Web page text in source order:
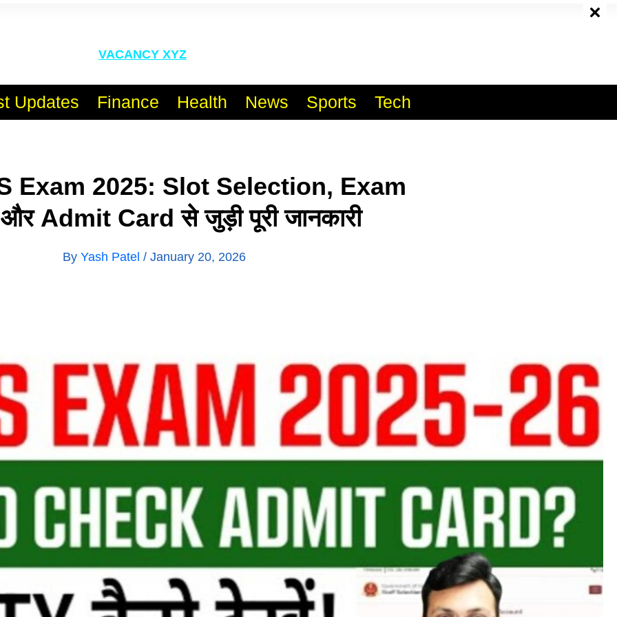
VACANCY XYZ
Updates Finance Health News Sports Tech
Exam 2025: Slot Selection, Exam
Admit Card से जुड़ी पूरी जानकारी
By Yash Patel / January 20, 2026